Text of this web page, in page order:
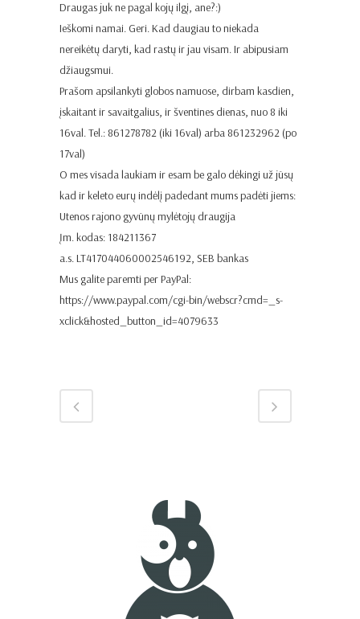
Draugas juk ne pagal kojų ilgį, ane?:)
Ieškomi namai. Geri. Kad daugiau to niekada
nereikėtų daryti, kad rastų ir jau visam. Ir abipusiam
džiaugsmui.
Prašom apsilankyti globos namuose, dirbam kasdien,
įskaitant ir savaitgalius, ir šventines dienas, nuo 8 iki
16val. Tel.: 861278782 (iki 16val) arba 861232962 (po
17val)
O mes visada laukiam ir esam be galo dėkingi už jūsų
kad ir keleto eurų indėlį padedant mums padėti jiems:
Utenos rajono gyvūnų mylėtojų draugija
Įm. kodas: 184211367
a.s. LT417044060002546192, SEB bankas
Mus galite paremti per PayPal:
https://www.paypal.com/cgi-bin/webscr?cmd=_s-
xclick&hosted_button_id=4079633